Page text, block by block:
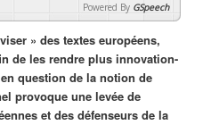
Powered By GSpeech
» des textes européens,
de les rendre plus innovation-
question de la notion de
provoque une levée de
et des défenseurs de la